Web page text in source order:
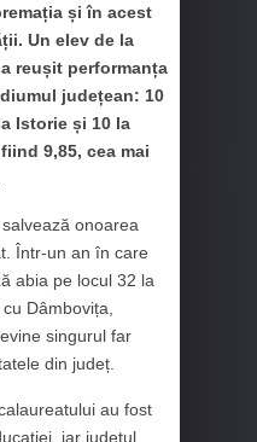
și în acest
Un elev de la
reușit performanța
județean: 10
Istorie și 10 la
9,85, cea mai
onoarea
Într-un an în care
abia pe locul 32 la
Dâmbovița,
singurul far
din județ.
au fost
iar județul